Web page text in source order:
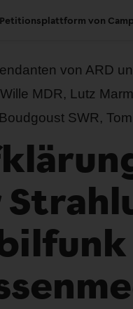
von
von ARD
MDR, Lutz
SWR,